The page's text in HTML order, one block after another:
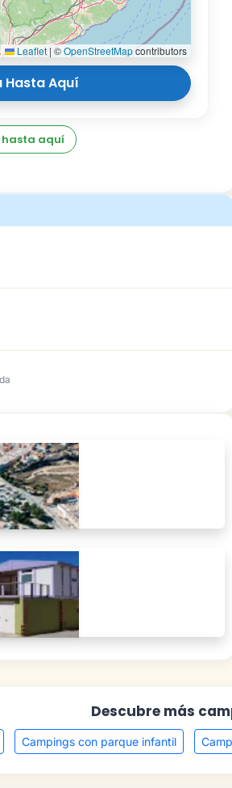
Leaflet|©OpenStreetMapcontributors
Hasta Aquí
aquí
Descubre más
Campings con parque infantil